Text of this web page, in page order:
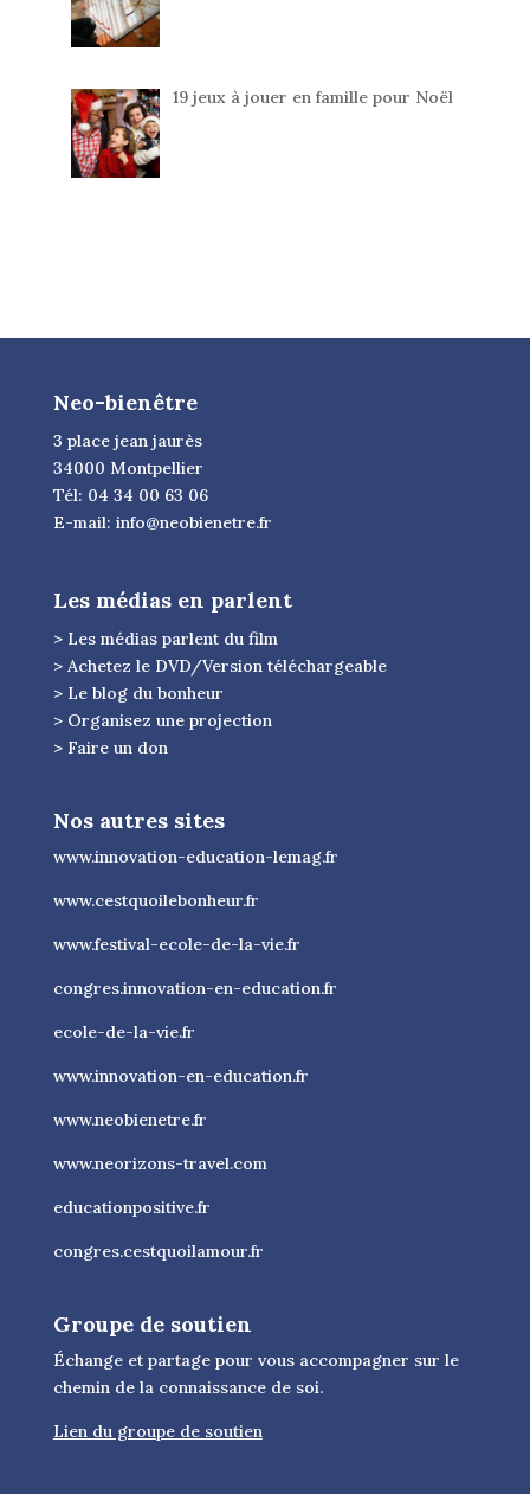
19 jeux à jouer en famille pour Noël
Neo-bienêtre
3 place jean jaurès
34000 Montpellier
Tél: 04 34 00 63 06
E-mail: info@neobienetre.fr
Les médias en parlent
> Les médias parlent du film
> Achetez le DVD/Version téléchargeable
> Le blog du bonheur
> Organisez une projection
> Faire un don
Nos autres sites
www.innovation-education-lemag.fr
www.cestquoilebonheur.fr
www.festival-ecole-de-la-vie.fr
congres.innovation-en-education.fr
ecole-de-la-vie.fr
www.innovation-en-education.fr
www.neobienetre.fr
www.neorizons-travel.com
educationpositive.fr
congres.cestquoilamour.fr
Groupe de soutien
Échange et partage pour vous accompagner sur le
chemin de la connaissance de soi.
Lien du groupe de soutien